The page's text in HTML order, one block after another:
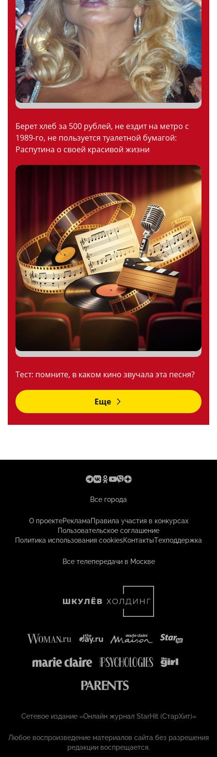
Берет хлеб за 500 рублей, не ездит на метро с
1989-го, не пользуется туалетной бумагой:
Распутина о своей красивой жизни
Тест: помните, в каком кино звучала эта песня?
Еще
Все города
О проектеРекламаПравила участия в конкурсах
Пользовательское соглашение
Политика использования cookiesКонтактыТехподдержка
Все телепередачи в Москве
Сетевое издание «Онлайн журнал StarHit (СтарХит)»
Любое воспроизведение материалов сайта без разрешения
редакции воспрещается.